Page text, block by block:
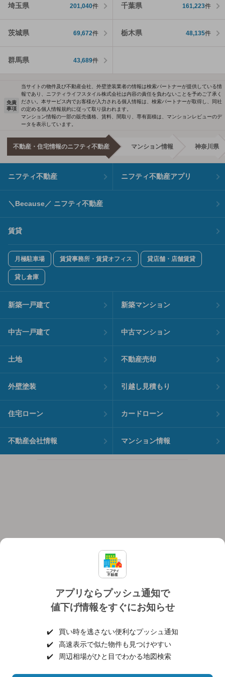
埼玉県 201,040件 千葉県 161,223件
茨城県 69,672件 栃木県 48,135件
群馬県 43,689件
アプリならプッシュ通知で
値下げ情報をすぐにお知らせ
✔️
買い時を逃さない便利なプッシュ通知
✔️
高速表示で似た物件も見つけやすい
✔️
周辺相場がひと目でわかる地図検索
免責
事項
当サイトの物件及び不動産会社、外壁塗装業者の情報は検索パートナーが提供している情
報であり、ニフティライフスタイル株式会社は内容の責任を負わないことを予めご了承く
ださい。本サービス内でお客様が入力される個人情報は、検索パートナーが取得し、同社
の定める個人情報規約に従って取り扱われます。
マンション情報の一部の販売価格、賃料、間取り、専有面積は、マンションレビューのデ
ータを表示しています。
不動産・住宅情報のニフティ不動産 マンション情報 神奈川県
ニフティ不動産 ニフティ不動産アプリ
＼Because／ ニフティ不動産
賃貸
月極駐車場 賃貸事務所・賃貸オフィス 貸店舗・店舗賃貸
貸し倉庫
新築一戸建て 新築マンション
中古一戸建て 中古マンション
土地 不動産売却
外壁塗装 引越し見積もり
住宅ローン カードローン
不動産会社情報 マンション情報
個人情報保護ポリシー 利用規約
ヘルプ・お問い合わせ 採用情報